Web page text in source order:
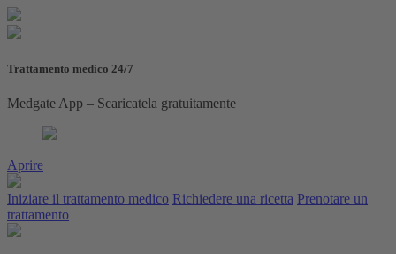
Trattamento medico 24/7
Medgate App – Scaricatela gratuitamente
Aprire
Iniziare il trattamento medico Richiedere una ricetta Prenotare un
trattamento